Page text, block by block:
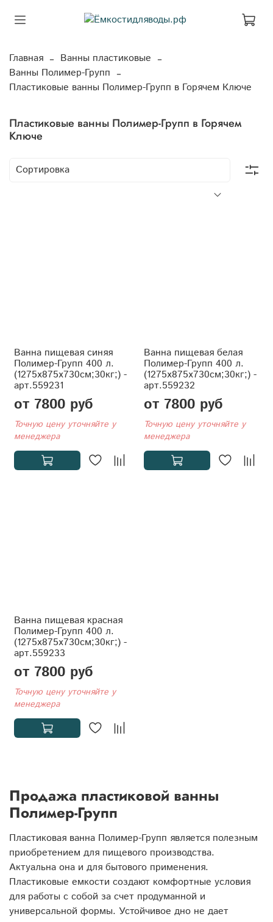
Главная
Ванны пластиковые
Ванны Полимер-Групп
Пластиковые ванны Полимер-Групп в Горячем Ключе
Пластиковые ванны Полимер-Групп в Горячем
Ключе
Ванна пищевая синяя
Полимер-Групп 400 л.
(1275x875x730см;30кг;) -
арт.559231
от 7800 руб
Точную цену уточняйте у
менеджера
Ванна пищевая белая
Полимер-Групп 400 л.
(1275x875x730см;30кг;) -
арт.559232
от 7800 руб
Точную цену уточняйте у
менеджера
Ванна пищевая красная
Полимер-Групп 400 л.
(1275x875x730см;30кг;) -
арт.559233
от 7800 руб
Точную цену уточняйте у
менеджера
Продажа пластиковой ванны
Полимер-Групп
Пластиковая ванна Полимер-Групп является полезным
приобретением для пищевого производства.
Актуальна она и для бытового применения.
Пластиковые емкости создают комфортные условия
для работы с собой за счет продуманной и
универсальной формы. Устойчивое дно не дает